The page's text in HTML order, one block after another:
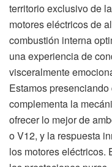
territorio exclusivo de
motores eléctricos de
combustión interna
una experiencia de
visceralmente
Estamos
complementa la
ofrecer lo mejor de
o V12, y la respuesta
los motores eléctricos.